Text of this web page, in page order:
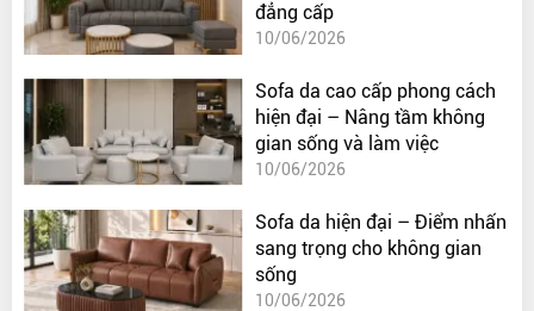
đẳng cấp
10/06/2026
Sofa da cao cấp phong cách
hiện đại – Nâng tầm không
gian sống và làm việc
10/06/2026
Sofa da hiện đại – Điểm nhấn
sang trọng cho không gian
sống
10/06/2026